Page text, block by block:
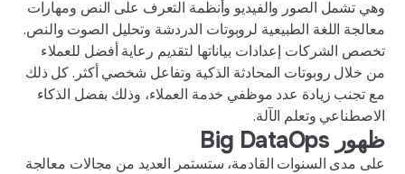
وهي تشمل الصور والفيديو وأنظمة التعرف على النص ومهارات
معالجة اللغة الطبيعية لروبوتات الدردشة وتحليل الصوت والنص.
تخصص الشركات إعدادات بياناتها لتقديم رعاية أفضل للعملاء
من خلال روبوتات المحادثة الذكية وتفاعل شخصي أكثر. كل ذلك
مع تجنب زيادة عدد موظفي خدمة العملاء، وذلك بفضل الذكاء
الاصطناعي وتعلم الآلة.
ظهور Big DataOps
على مدى السنوات القادمة، ستستمر العديد من مجالات معالجة